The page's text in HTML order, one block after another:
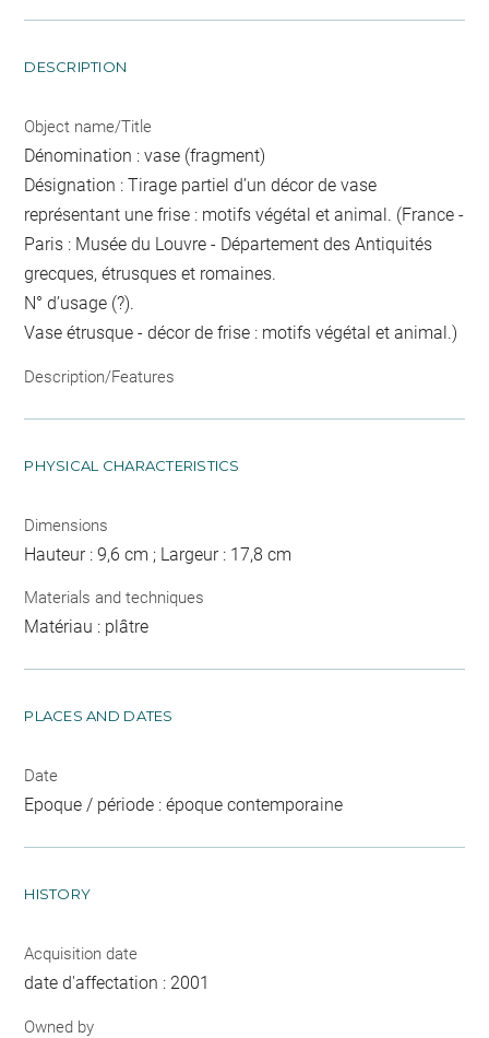
DESCRIPTION
Object name/Title
Dénomination : vase (fragment)
Désignation : Tirage partiel d’un décor de vase
représentant une frise : motifs végétal et animal. (France -
Paris : Musée du Louvre - Département des Antiquités
grecques, étrusques et romaines.
N° d’usage (?).
Vase étrusque - décor de frise : motifs végétal et animal.)
Description/Features
PHYSICAL CHARACTERISTICS
Dimensions
Hauteur : 9,6 cm ; Largeur : 17,8 cm
Materials and techniques
Matériau : plâtre
PLACES AND DATES
Date
Epoque / période : époque contemporaine
HISTORY
Acquisition date
date d'affectation : 2001
Owned by